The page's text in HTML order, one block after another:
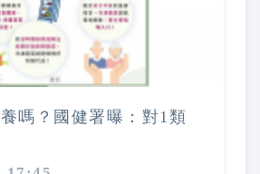
嗎？國健署曝：對1類